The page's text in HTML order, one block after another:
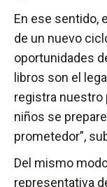
En ese sentido,
de un nuevo
oportunidades
libros son el
registra nuestro
niños se
prometedor”,
Del mismo
representativa